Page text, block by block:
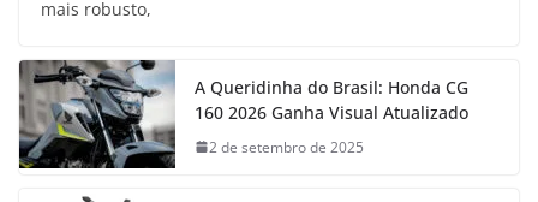
mais robusto,
A Queridinha do Brasil: Honda CG
160 2026 Ganha Visual Atualizado
2 de setembro de 2025